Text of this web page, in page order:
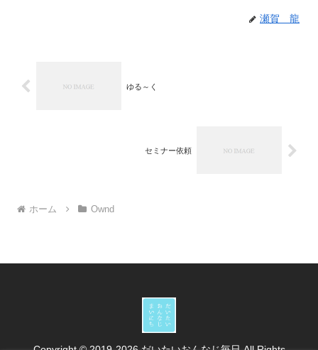
瀬賀 龍
ゆる～く
セミナー依頼
ホーム Ownd